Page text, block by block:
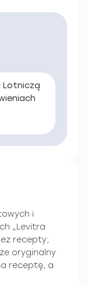
Lotniczą
i
„Levitra
recepty;
oryginalny
receptę, a